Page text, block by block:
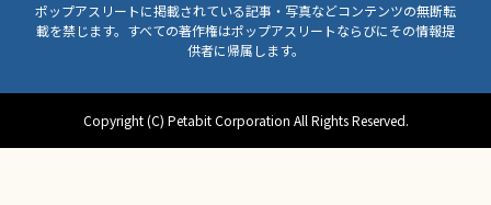
ポップアスリートに掲載されている記事・写真などコンテンツの無断転
載を禁じます。すべての著作権はポップアスリートならびにその情報提
供者に帰属します。
Copyright (C) Petabit Corporation All Rights Reserved.